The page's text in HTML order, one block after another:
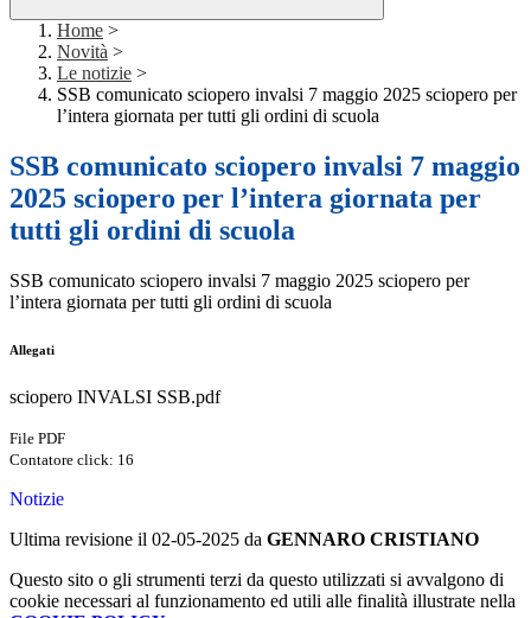
Home >
Novità >
Le notizie >
SSB comunicato sciopero invalsi 7 maggio 2025 sciopero per
l’intera giornata per tutti gli ordini di scuola
SSB comunicato sciopero invalsi 7 maggio
2025 sciopero per l’intera giornata per
tutti gli ordini di scuola
SSB comunicato sciopero invalsi 7 maggio 2025 sciopero per
l’intera giornata per tutti gli ordini di scuola
Allegati
sciopero INVALSI SSB.pdf
File PDF
Contatore click: 16
Notizie
Ultima revisione il 02-05-2025 da GENNARO CRISTIANO
Questo sito o gli strumenti terzi da questo utilizzati si avvalgono di
cookie necessari al funzionamento ed utili alle finalità illustrate nella